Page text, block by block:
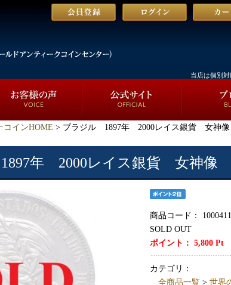
当店は個別
コインHOME > ブラジル 1897年 2000レイス銀貨 女
年 2000レイス銀貨 女神
商品コード：
1000411
SOLD OUT
ポイント： 5,800Pt
カテゴリ：
全商品一覧> 世界